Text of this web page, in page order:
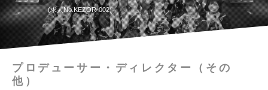
求人No.KEZOR-002
プロデューサー・ディレクター（その
他）